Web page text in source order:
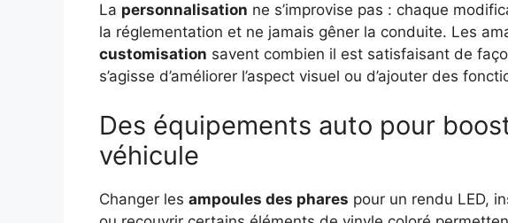
La personnalisation ne s’improvise pas : chaque
la réglementation et ne jamais gêner la conduite. Les
customisation savent combien il est satisfaisant de
s’agisse d’améliorer l’aspect visuel ou d’ajouter des
Des équipements auto pour
véhicule
Changer les ampoules des phares pour un rendu LED,